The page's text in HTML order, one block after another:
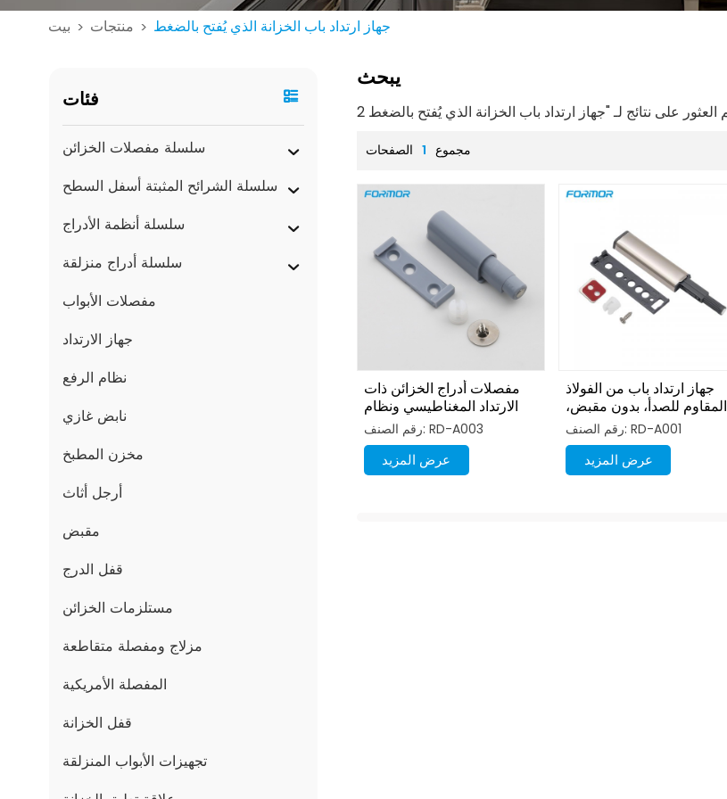
بيت > منتجات > جهاز ارتداد باب الخزانة الذي يُفتح بالضغط
فئات
سلسلة مفصلات الخزائن
سلسلة الشرائح المثبتة أسفل السطح
سلسلة أنظمة الأدراج
سلسلة أدراج منزلقة
مفصلات الأبواب
جهاز الارتداد
نظام الرفع
نابض غازي
مخزن المطبخ
أرجل أثاث
مقبض
قفل الدرج
مستلزمات الخزائن
مزلاج ومفصلة متقاطعة
المفصلة الأمريكية
قفل الخزانة
تجهيزات الأبواب المنزلقة
يبحث
مجموع 1 الصفحات
مفصلات أدراج الخزائن ذات
الارتداد المغناطيسي ونظام
الفتح بالضغطرقم الصنف: RD-A003
عرض المزيد
جهاز ارتداد باب من الفولاذ
المقاوم للصدأ، بدون مقبض،
درج غير مرئيرقم الصنف: RD-A001
عرض المزيد